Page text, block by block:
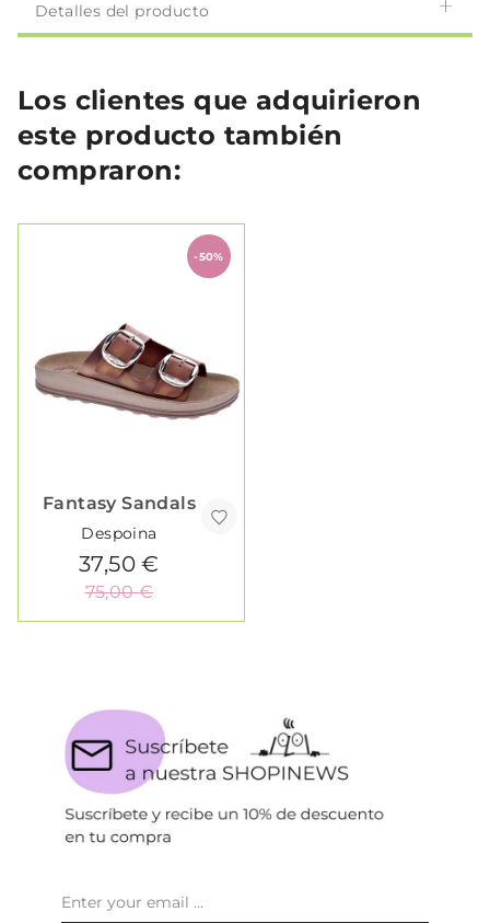
Detalles del producto
Los clientes que adquirieron
este producto también
compraron:
-50%
Fantasy Sandals
Despoina
37,50 €
75,00 €